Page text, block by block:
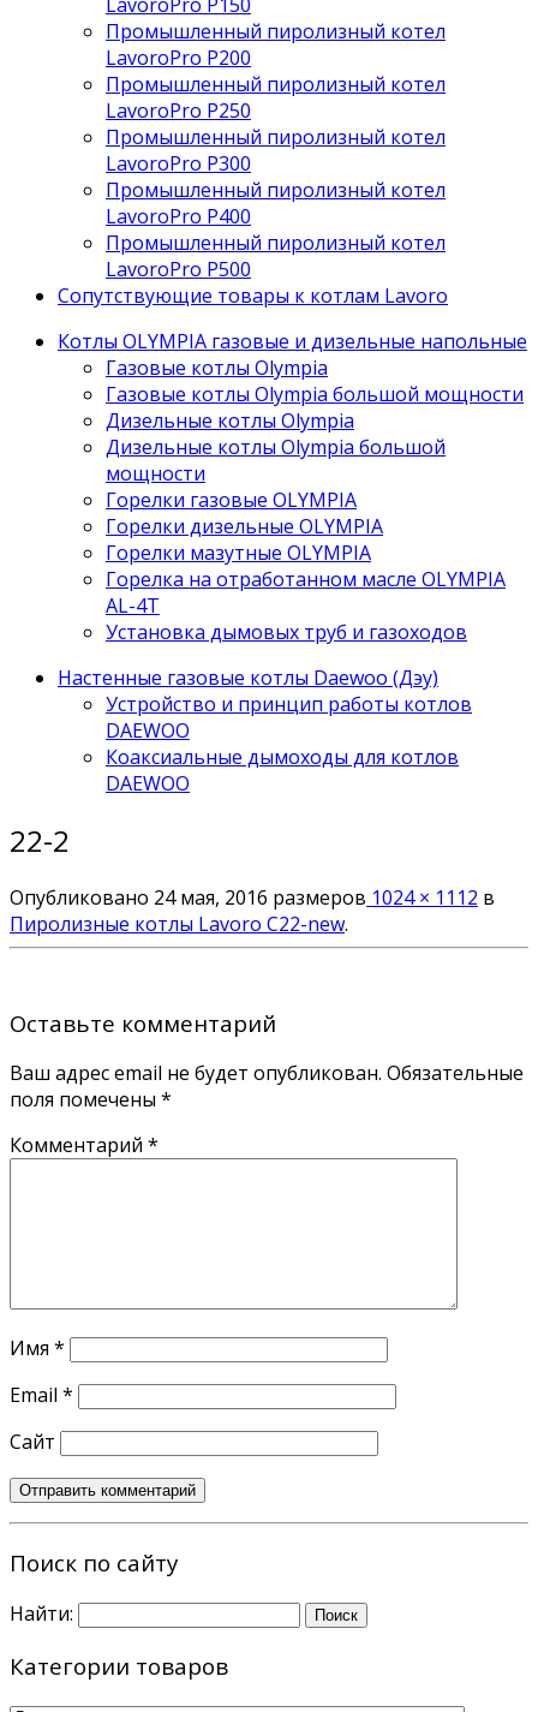
Промышленный пиролизный котел
LavoroPro P200
Промышленный пиролизный котел
LavoroPro P250
Промышленный пиролизный котел
LavoroPro P300
Промышленный пиролизный котел
LavoroPro P400
Промышленный пиролизный котел
LavoroPro P500
Сопутствующие товары к котлам Lavoro
Котлы OLYMPIA газовые и дизельные напольные
Газовые котлы Olympia
Газовые котлы Olympia большой мощности
Дизельные котлы Olympia
Дизельные котлы Olympia большой
мощности
Горелки газовые OLYMPIA
Горелки дизельные OLYMPIA
Горелки мазутные OLYMPIA
Горелка на отработанном масле OLYMPIA
AL-4T
Установка дымовых труб и газоходов
Настенные газовые котлы Daewoo (Дэу)
Устройство и принцип работы котлов
DAEWOO
Коаксиальные дымоходы для котлов
DAEWOO
22-2
Опубликовано 24 мая, 2016 размеров 1024 × 1112 в
Пиролизные котлы Lavoro C22-new.
Оставьте комментарий
Ваш адрес email не будет опубликован. Обязательные
поля помечены *
Комментарий *
Имя *
Email *
Сайт
Поиск по сайту
Найти:
Категории товаров